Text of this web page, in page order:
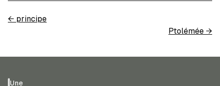
← principe
Ptolémée →
Une